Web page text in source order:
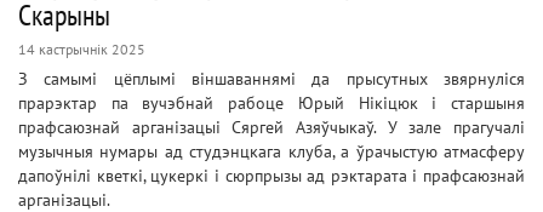
Скарыны
14 кастрычнік 2025
З самымі цёплымі віншаваннямі да прысутных звярнуліся
прарэктар па вучэбнай рабоце Юрый Нікіцюк і старшыня
прафсаюзнай арганізацыі Сяргей Азяўчыкаў. У зале прагучалі
музычныя нумары ад студэнцкага клуба, а ўрачыстую атмасферу
дапоўнілі кветкі, цукеркі і сюрпрызы ад рэктарата і прафсаюзнай
арганізацыі.